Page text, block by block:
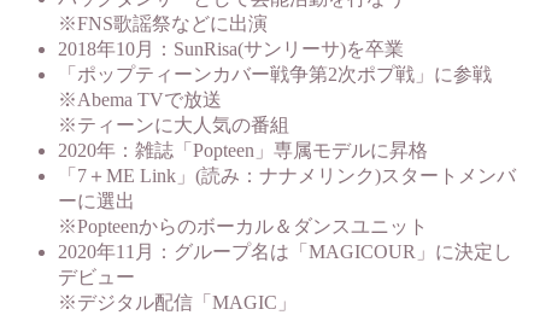
※FNS歌謡祭などに出演
2018年10月：SunRisa(サンリーサ)を卒業
「ポップティーンカバー戦争第2次ポプ戦」に参戦
※Abema TVで放送
※ティーンに大人気の番組
2020年：雑誌「Popteen」専属モデルに昇格
「7＋ME Link」(読み：ナナメリンク)スタートメンバ
ーに選出
※Popteenからのボーカル＆ダンスユニット
2020年11月：グループ名は「MAGICOUR」に決定し
デビュー
※デジタル配信「MAGIC」